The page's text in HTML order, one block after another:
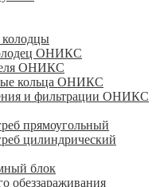
ОНИКС
ОНИКС
кольца ОНИКС
и фильтрации ОНИКС
прямоугольный
цилиндрический
блок
обеззараживания